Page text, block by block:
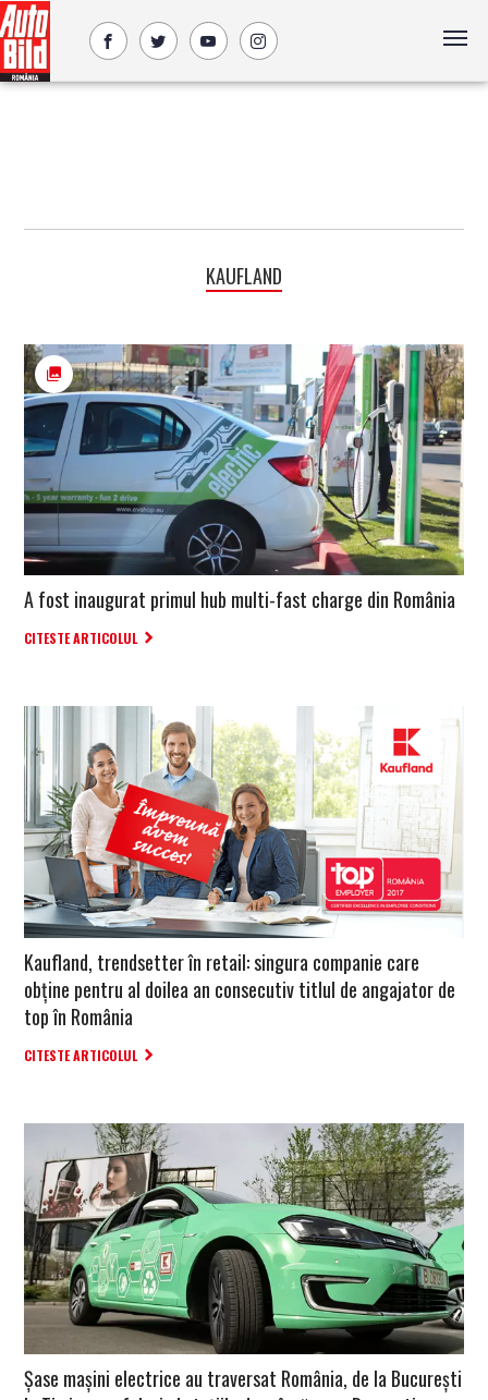
KAUFLAND
A fost inaugurat primul hub multi-fast charge din România
CITESTE ARTICOLUL
Kaufland, trendsetter în retail: singura companie care
obține pentru al doilea an consecutiv titlul de angajator de
top în România
CITESTE ARTICOLUL
Șase mașini electrice au traversat România, de la București